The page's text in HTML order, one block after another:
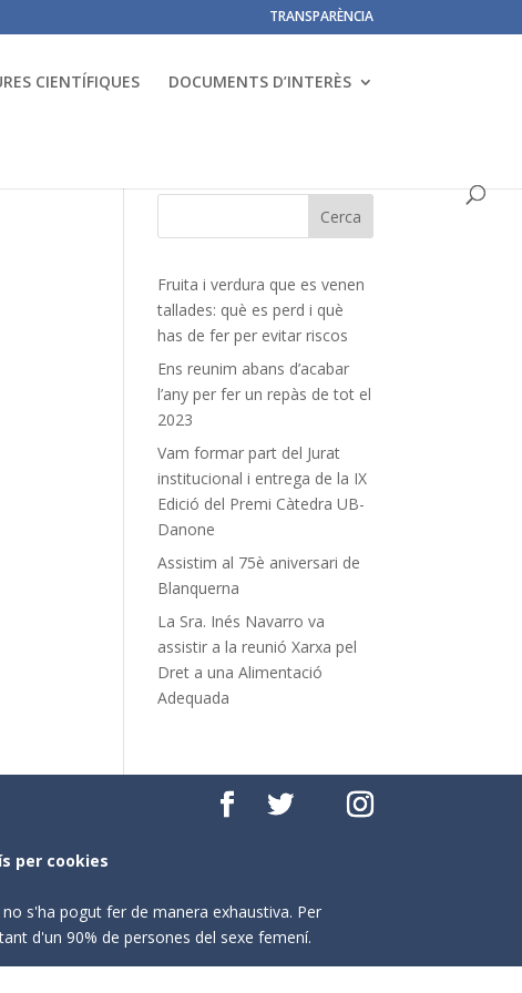
TRANSPARÈNCIA
CIENTÍFIQUES DOCUMENTS D’INTERÈS
Fruita i verdura que es venen
tallades: què es perd i què
has de fer per evitar riscos
Ens reunim abans d’acabar
l’any per fer un repàs de tot el
2023
Vam formar part del Jurat
institucional i entrega de la IX
Edició del Premi Càtedra UB-
Danone
Assistim al 75è aniversari de
Blanquerna
La Sra. Inés Navarro va
assistir a la reunió Xarxa pel
Dret a una Alimentació
Adequada
per cookies
s'ha pogut fer de manera exhaustiva. Per
d'un 90% de persones del sexe femení.